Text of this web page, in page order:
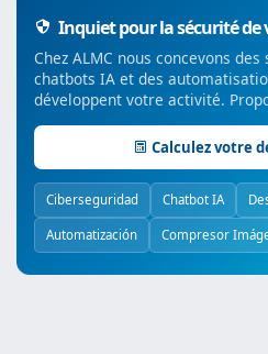
Inquiet pour la sécurité de
Chez ALMC nous concevons
chatbots IA et des
développent votre activité.
Calculez votre
Ciberseguridad Chatbot IA
Automatización Compresor